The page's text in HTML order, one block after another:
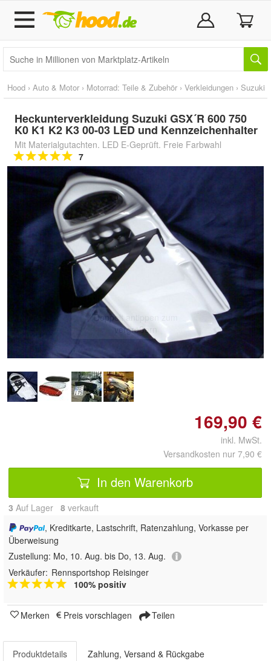
Hood › Auto & Motor › Motorrad: Teile & Zubehör › Verkleidungen › Suzuki
Heckunterverkleidung Suzuki GSX´R 600 750
K0 K1 K2 K3 00-03 LED und Kennzeichenhalter
Mit Materialgutachten. LED E-Geprüft. Freie Farbwahl
7
Doppelt antippen zum
vergrößern
169,90 €
inkl. MwSt.
Versandkosten nur 7,90 €
In den Warenkorb
3 Auf Lager 8 verkauft
, Kreditkarte, Lastschrift, Ratenzahlung, Vorkasse per
Überweisung
Zustellung: Mo, 10. Aug. bis Do, 13. Aug.
Verkäufer: Rennsportshop Reisinger
100% positiv
Merken Preis vorschlagen Teilen
Produktdetails Zahlung, Versand & Rückgabe